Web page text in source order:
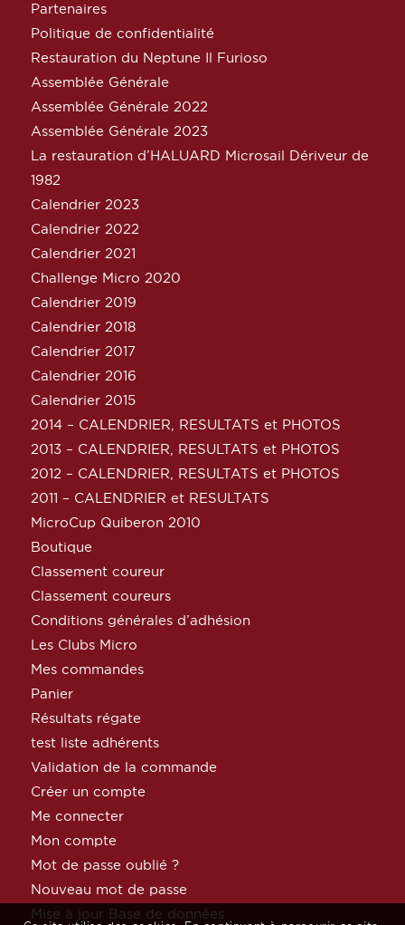
Partenaires
Politique de confidentialité
Restauration du Neptune Il Furioso
Assemblée Générale
Assemblée Générale 2022
Assemblée Générale 2023
La restauration d’HALUARD Microsail Dériveur de
1982
Calendrier 2023
Calendrier 2022
Calendrier 2021
Challenge Micro 2020
Calendrier 2019
Calendrier 2018
Calendrier 2017
Calendrier 2016
Calendrier 2015
2014 – CALENDRIER, RESULTATS et PHOTOS
2013 – CALENDRIER, RESULTATS et PHOTOS
2012 – CALENDRIER, RESULTATS et PHOTOS
2011 – CALENDRIER et RESULTATS
MicroCup Quiberon 2010
Boutique
Classement coureur
Classement coureurs
Conditions générales d’adhésion
Les Clubs Micro
Mes commandes
Panier
Résultats régate
test liste adhérents
Validation de la commande
Créer un compte
Me connecter
Mon compte
Mot de passe oublié ?
Nouveau mot de passe
Mise à jour Base de données